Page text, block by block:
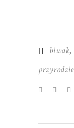
biwak,
przyrodzie